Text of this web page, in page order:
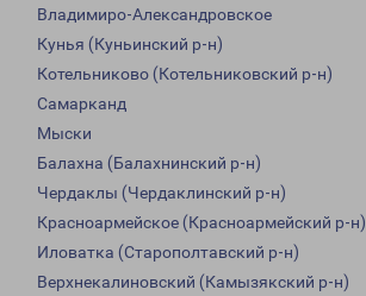
Владимиро-Александровское
Кунья (Куньинский р-н)
Котельниково (Котельниковский р-н)
Самарканд
Мыски
Балахна (Балахнинский р-н)
Чердаклы (Чердаклинский р-н)
Красноармейское (Красноармейский р-н)
Иловатка (Старополтавский р-н)
Верхнекалиновский (Камызякский р-н)